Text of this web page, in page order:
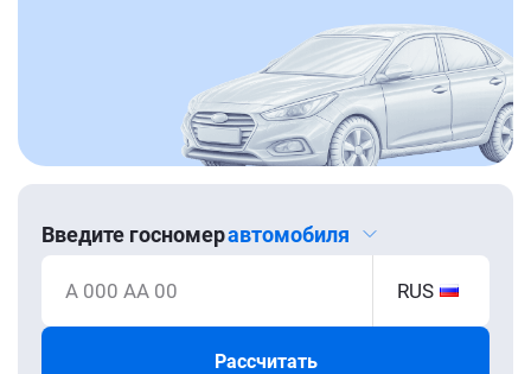
Введите госномеравтомобиля
А 000 АА 00 RUS
Рассчитать